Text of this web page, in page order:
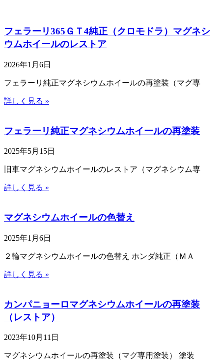
フェラーリ365ＧＴ4純正（クロモドラ）マグネシ
ウムホイールのレストア
2026年1月6日
フェラーリ純正マグネシウムホイールの再塗装（マグ専
詳しく見る »
フェラーリ純正マグネシウムホイールの再塗装
2025年5月15日
旧車マグネシウムホイールのレストア（マグネシウム専
詳しく見る »
マグネシウムホイールの色替え
2025年1月6日
２輪マグネシウムホイールの色替え ホンダ純正（ＭＡ
詳しく見る »
カンパニョーロマグネシウムホイールの再塗装
（レストア）
2023年10月11日
マグネシウムホイールの再塗装（マグ専用塗装） 塗装